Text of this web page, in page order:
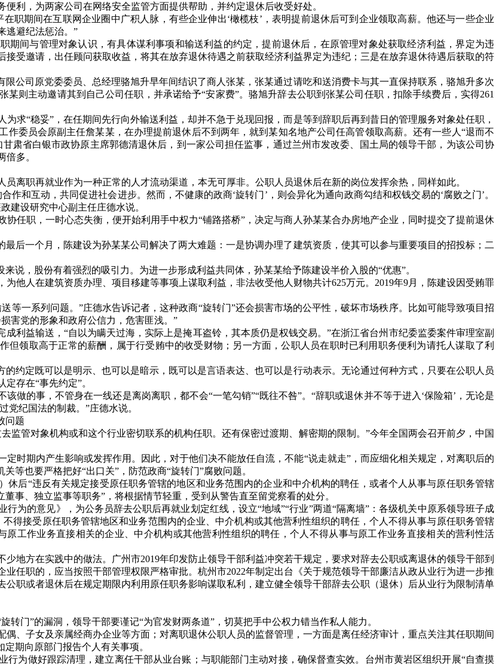
利，为两家公司在网络安全监管方面提供帮助，并约定退休后收受好处。
在职期间在互联网企业圈中广积人脉，有些企业伸出‘橄榄枝’ ，表明提前退休后可到企业领取高薪。他还与一些企业
避纪法惩治。 ”
期间与管理对象认识，有具体谋利事项和输送利益的约定，提前退休后，在原管理对象处获取经济利益，界定为违
受邀请，出任顾问获取收益，将其在放弃退休待遇之前获取经济利益界定为违纪；三是在放弃退休待遇后获取的符
公司原党委委员、总经理骆旭升早年间结识了商人张某，张某通过请吃和送消费卡与其一直保持联系，骆旭升多次
某则主动邀请其到自己公司任职，并承诺给予“安家费”。骆旭升辞去公职到张某公司任职，扣除手续费后，实得261
为求“稳妥”，在任期间先行向外输送利益，却并不急于兑现回报，而是等到辞职后再到昔日的管理服务对象处任职，
委员会原副主任詹某某，在办理提前退休后不到两年，就到某知名地产公司任高管领取高薪。还有一些人 “退而不
肃省白银市政协原主席郭德清退休后，到一家公司担任监事，通过兰州市发改委、国土局的领导干部，为该公司协
多。
离职再就业作为一种正常的人才流动渠道，本无可厚非。公职人员退休后在新的岗位发挥余热，同样如此。
作和互动，共同促进社会进步。然而，不健康的政商‘旋转门 ’ ，则会异化为通向政商勾结和权钱交易的‘腐败之门’。
建设研究中心副主任庄德水说。
协任职，一时心态失衡，便开始利用手中权力“铺路搭桥” ，决定与商人孙某某合办房地产企业，同时提交了提前退休
最后一个月，陈建设为孙某某公司解决了两大难题：一是协调办理了建筑资质，使其可以参与重要项目的招投标；二
来说，股份有着强烈的吸引力。为进一步形成利益共同体，孙某某给予陈建设半价入股的“优惠”。
为他人在建筑资质办理、项目移建等事项上谋取利益，非法收受他人财物共计625万元。 2019年9月，陈建设因受贿罪
等一系列问题。 ”庄德水告诉记者，这种政商“旋转门”还会损害市场的公平性，破坏市场秩序。比如可能导致项目招
害党的形象和政府公信力，危害匪浅。 ”
成利益输送， “自以为瞒天过海，实际上是掩耳盗铃，其本质仍是权钱交易。”在浙江省台州市纪委监委案件审理室副
但领取高于正常的薪酬，属于行受贿中的收受财物；另一方面，公职人员在职时已利用职务便利为请托人谋取了利
的约定既可以是明示、也可以是暗示，既可以是言语表达、也可以是行动表示。无论通过何种方式，只要在公职人员
定存在“事先约定”。
该做的事，不管身在一线还是离岗离职，都不会“一笔勾销”“既往不咎”。“辞职或退休并不等于进入 ‘保险箱’ ，无论是
党纪国法的制裁。 ”庄德水说。
问题
监管对象机构或和这个行业密切联系的机构任职。还有保密过渡期、解密期的限制。 ”今年全国两会召开前夕，中国
时期内产生影响或发挥作用。因此，对于他们决不能放任自流，不能“说走就走”，而应细化相关规定，对离职后的
关等也要严格把好“出口关” ，防范政商“旋转门”腐败问题。
休后“违反有关规定接受原任职务管辖的地区和业务范围内的企业和中介机构的聘任，或者个人从事与原任职务管辖
董事、独立监事等职务” ，将根据情节轻重，受到从警告直至留党察看的处分。
行为的意见》，为公务员辞去公职后再就业划定红线，设立“地域”“行业”两道“隔离墙” ：各级机关中原系领导班子成
不得接受原任职务管辖地区和业务范围内的企业、中介机构或其他营利性组织的聘任，个人不得从事与原任职务管辖
原工作业务直接相关的企业、中介机构或其他营利性组织的聘任，个人不得从事与原工作业务直接相关的营利性活
少地方在实践中的做法。广州市2019年印发防止领导干部利益冲突若干规定，要求对辞去公职或离退休的领导干部到
任职的，应当按照干部管理权限严格审批。杭州市2022年制定出台《关于规范领导干部廉洁从政从业行为进一步推
职或者退休后在规定期限内利用原任职务影响谋取私利，建立健全领导干部辞去公职（退休）后从业行为限制清单
旋转门”的漏洞，领导干部要谨记“为官发财两条道” ，切莫把手中公权力错当作私人能力。
、子女及亲属经商办企业等方面；对离职退休公职人员的监督管理，一方面是离任经济审计，重点关注其任职期间
定期向原部门报告个人有关事项。
行为做好跟踪清理，建立离任干部从业台账；与职能部门主动对接，确保督查实效。台州市黄岩区组织开展“自查摸